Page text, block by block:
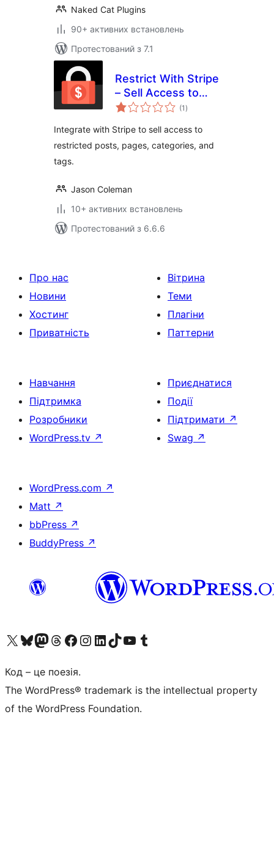
Naked Cat Plugins
90+ активних встановлень
Протестований з 7.1
Restrict With Stripe
– Sell Access to
Posts and Pages
(1 загальний
рейтинг
)
Integrate with Stripe to sell access to
restricted posts, pages, categories, and
tags.
Jason Coleman
10+ активних встановлень
Протестований з 6.6.6
Про нас
Новини
Хостинг
Приватність
Вітрина
Теми
Плагіни
Паттерни
Навчання
Підтримка
Розробники
WordPress.tv ↗
Приєднатися
Події
Підтримати ↗
Swag ↗
WordPress.com ↗
Matt ↗
bbPress ↗
BuddyPress ↗
Visit our X (formerly Twitter) account
Visit our Bluesky account
Завітайте до нашої стрічки в Mastodon
Visit our Threads account
Завітайте на нашу сторінку в Facebook
Visit our Instagram account
Visit our LinkedIn account
Visit our TikTok account
Visit our YouTube channel
Visit our Tumblr account
Код – це поезія.
The WordPress® trademark is the intellectual property
of the WordPress Foundation.